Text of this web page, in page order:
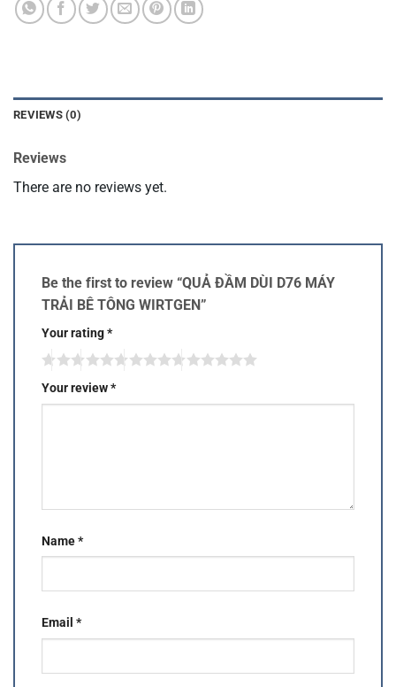
REVIEWS (0)
Reviews
There are no reviews yet.
Be the first to review “QUẢ ĐẦM DÙI D76 MÁY
TRẢI BÊ TÔNG WIRTGEN”
Your rating*
Your review*
Name*
Email *